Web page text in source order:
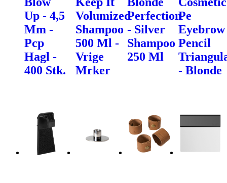
Up - 4,5
Mm -
Pcp
Hagl -
400 Stk.
Volumized
Shampoo
500 Ml -
Vrige
Mrker
Perfection
- Silver
Shampoo
250 Ml
Pe
Eyebrow
Pencil
- Blonde